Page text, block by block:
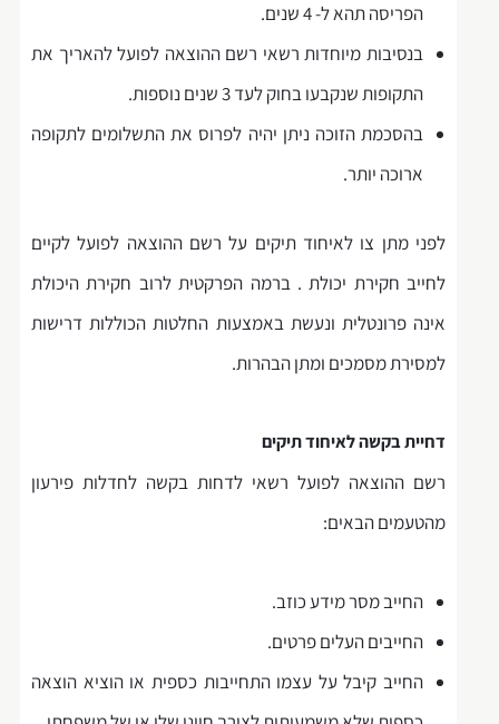
הפריסה תהא ל- 4 שנים.
בנסיבות מיוחדות רשאי רשם ההוצאה לפועל להאריך את
התקופות שנקבעו בחוק לעד 3 שנים נוספות.
בהסכמת הזוכה ניתן יהיה לפרוס את התשלומים לתקופה
ארוכה יותר.
לפני מתן צו לאיחוד תיקים על רשם ההוצאה לפועל לקיים
לחייב חקירת יכולת . ברמה הפרקטית לרוב חקירת היכולת
אינה פרונטלית ונעשת באמצעות החלטות הכוללות דרישות
למסירת מסמכים ומתן הבהרות.
דחיית בקשה לאיחוד תיקים
רשם ההוצאה לפועל רשאי לדחות בקשה לחדלות פירעון
מהטעמים הבאים:
החייב מסר מידע כוזב.
החייבים העלים פרטים.
החייב קיבל על עצמו התחייבות כספית או הוציא הוצאה